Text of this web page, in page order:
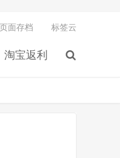
淘宝返利
页面存档 标签云